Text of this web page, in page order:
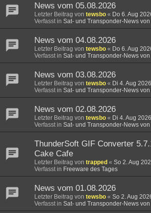
News vom 05.08.2026
Letzter Beitrag von tewsbo « Do 6. Aug
Verfasst in Sat- und Transponder-News von
News vom 04.08.2026
Letzter Beitrag von tewsbo « Do 6. Aug
Verfasst in Sat- und Transponder-News von
News vom 03.08.2026
Letzter Beitrag von tewsbo « Di 4. Aug
Verfasst in Sat- und Transponder-News von
News vom 02.08.2026
Letzter Beitrag von tewsbo « Di 4. Aug
Verfasst in Sat- und Transponder-News von
ThunderSoft GIF Converter
Cake Cafe
Letzter Beitrag von trapped « So 2. Aug
Verfasst in Freeware des Tages
News vom 01.08.2026
Letzter Beitrag von tewsbo « So 2. Aug
Verfasst in Sat- und Transponder-News von